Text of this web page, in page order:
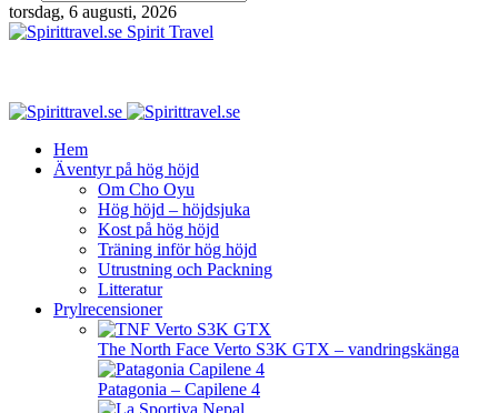
torsdag, 6 augusti, 2026
Spirit Travel
Hem
Äventyr på hög höjd
Om Cho Oyu
Hög höjd – höjdsjuka
Kost på hög höjd
Träning inför hög höjd
Utrustning och Packning
Litteratur
Prylrecensioner
The North Face Verto S3K GTX – vandringskänga
Patagonia – Capilene 4